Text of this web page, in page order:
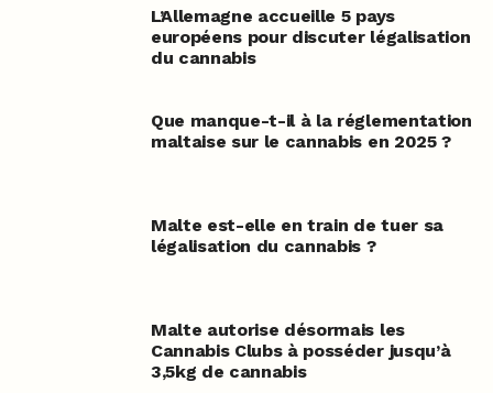
L’Allemagne accueille 5 pays
européens pour discuter légalisation
du cannabis
Que manque-t-il à la réglementation
maltaise sur le cannabis en 2025 ?
Malte est-elle en train de tuer sa
légalisation du cannabis ?
Malte autorise désormais les
Cannabis Clubs à posséder jusqu’à
3,5kg de cannabis